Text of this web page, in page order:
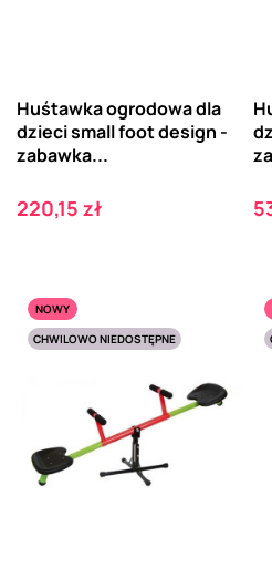
Huśtawka ogrodowa dla
dzieci small foot design -
zabawka...
Cena
220,15 zł
NOWY
CHWILOWO NIEDOSTĘPNE